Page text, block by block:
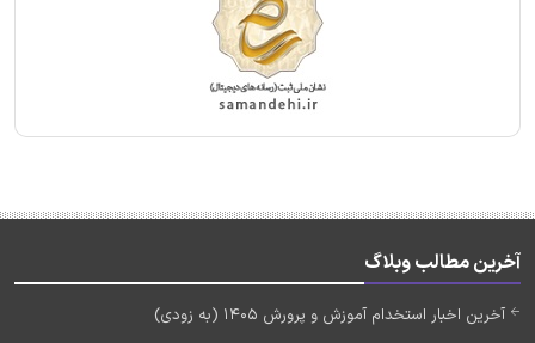
آخرین مطالب وبلاگ
آخرین اخبار استخدام آموزش و پرورش 1405 (به زودی)